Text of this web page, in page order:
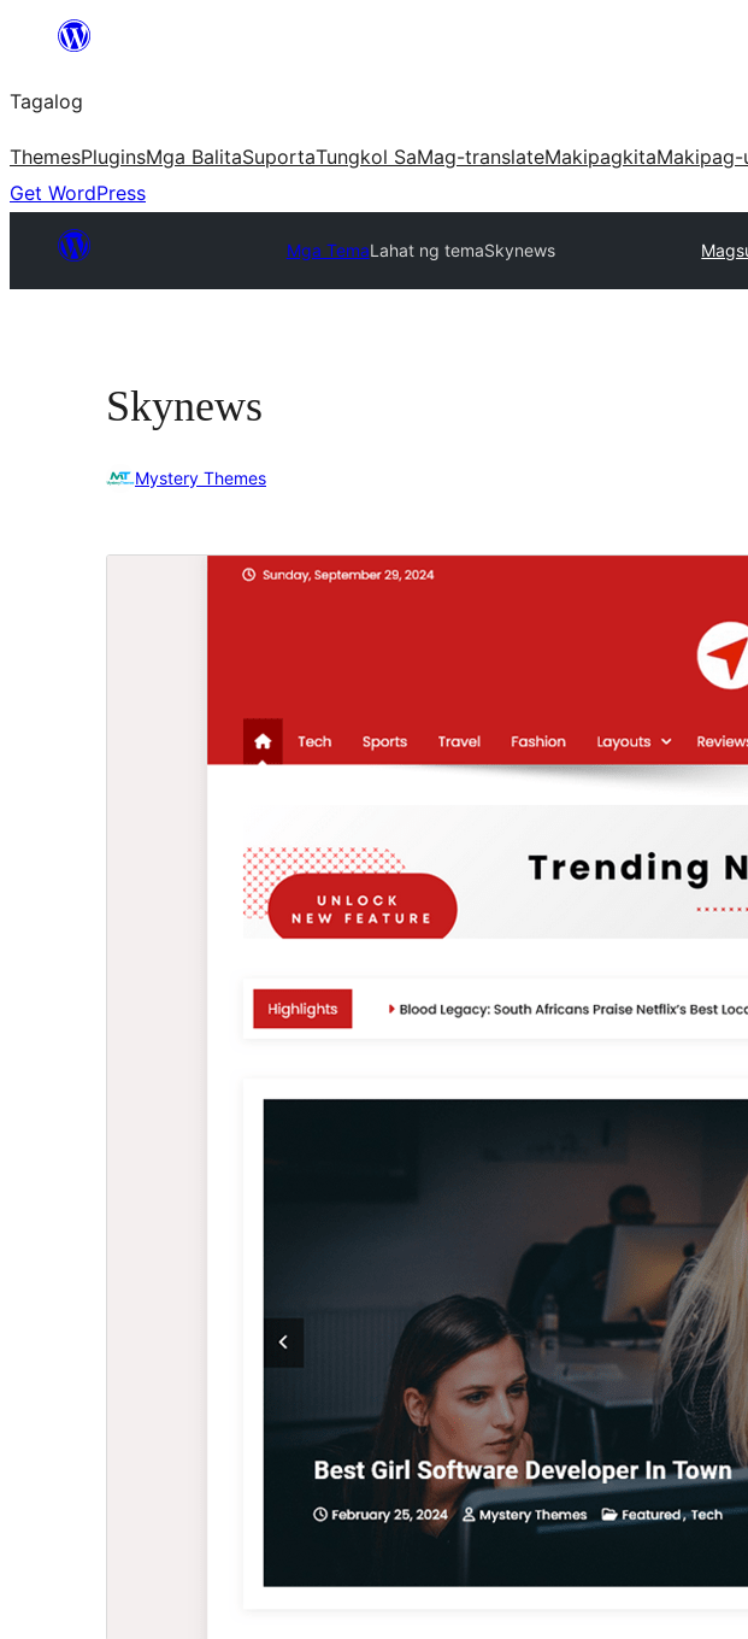
Lumaktaw
sa
content
Tagalog
ThemesPluginsMga BalitaSuportaTungkol SaMag-translateMakipagkitaMakipag-
Get WordPress
Mga TemaLahat ng temaSkynews
Skynews
Mystery Themes